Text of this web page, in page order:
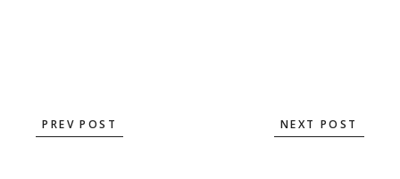
PREV POST NEXT POST